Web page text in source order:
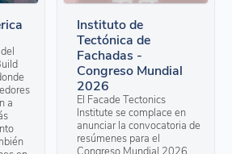
a
28 de
septiembre
2 de
Instituto de
Tectónica de
Fachadas -
Congreso Mundial
2026
El Facade Tectonics
Institute se complace en
anunciar la convocatoria de
resúmenes para el
Congreso Mundial 2026